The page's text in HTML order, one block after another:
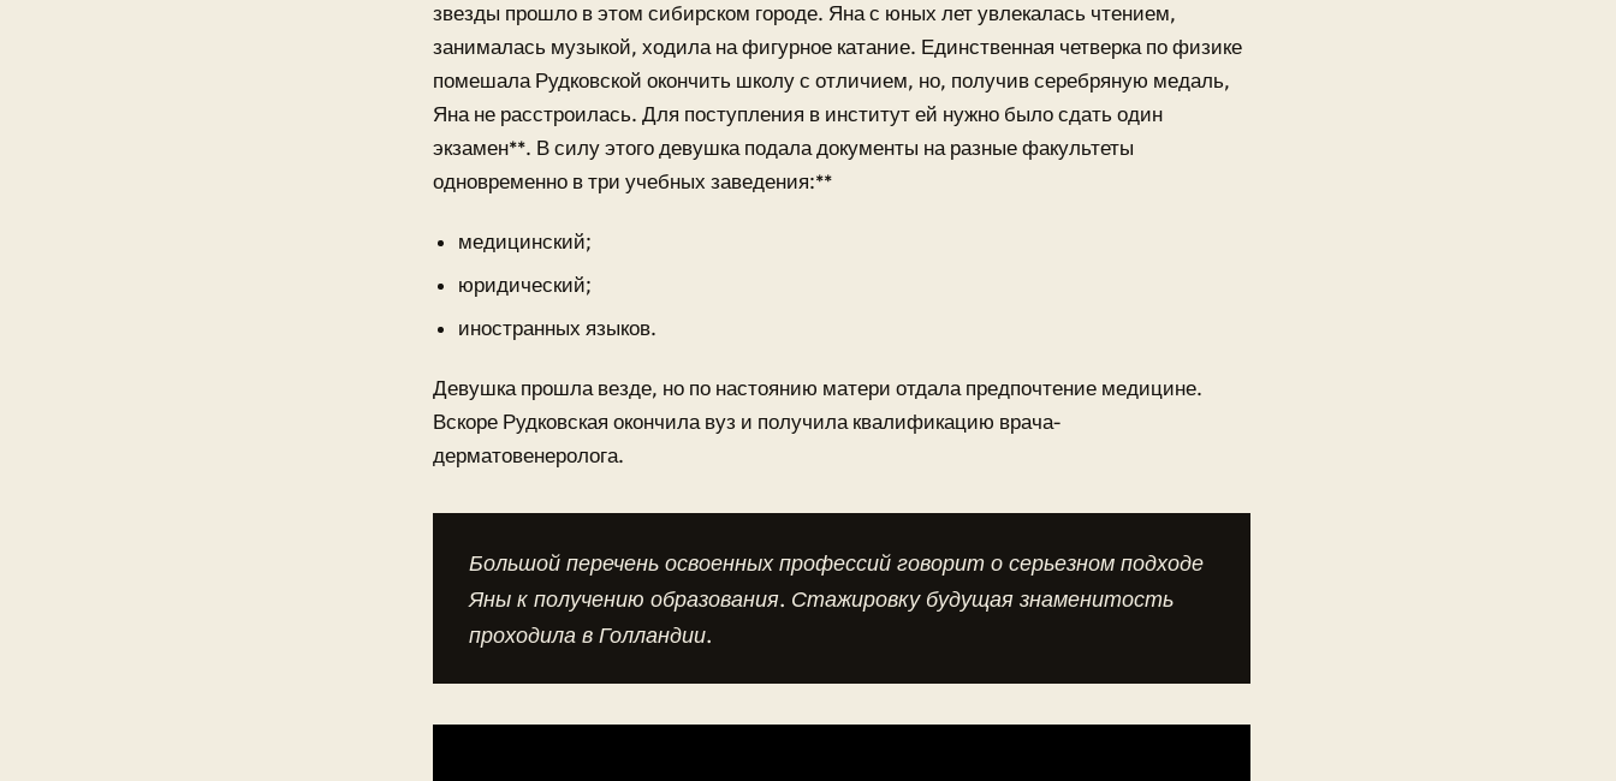
звезды прошло в этом сибирском городе. Яна с юных лет увлекалась чтением,
занималась музыкой, ходила на фигурное катание. Единственная четверка по физике
помешала Рудковской окончить школу с отличием, но, получив серебряную медаль,
Яна не расстроилась. Для поступления в институт ей нужно было сдать один
экзамен**. В силу этого девушка подала документы на разные факультеты
одновременно в три учебных заведения:**
медицинский;
юридический;
иностранных языков.
Девушка прошла везде, но по настоянию матери отдала предпочтение медицине.
Вскоре Рудковская окончила вуз и получила квалификацию врача-
дерматовенеролога.
Большой перечень освоенных профессий говорит о серьезном подходе
Яны к получению образования. Стажировку будущая знаменитость
проходила в Голландии.